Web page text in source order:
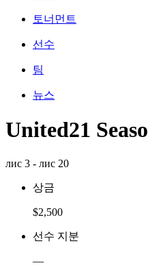
토너먼트
선수
팀
뉴스
United21
лис 3 - лис 20
상금
$2,500
선수 지분
—